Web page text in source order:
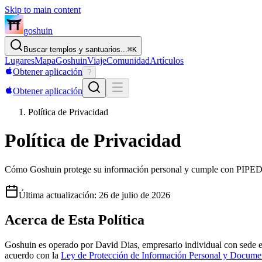
Skip to main content
goshuin
Buscar templos y santuarios...⌘K
LugaresMapaGoshuinViajeComunidadArtículos
Obtener aplicación
?
Obtener aplicación
Política de Privacidad
Política de Privacidad
Cómo Goshuin protege su información personal y cumple con
Última actualización: 26 de julio de 2026
Acerca de Esta Política
Goshuin es operado por David Dias, empresario individual con
acuerdo con la Ley de Protección de Información Personal y